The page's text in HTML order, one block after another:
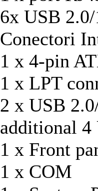
6x USB
Conectori
1 x 4-pin
1 x LPT
2 x USB
additional 4
1 x Front
1 x COM